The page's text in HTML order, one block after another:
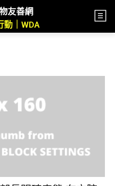
友善網
動｜WDA